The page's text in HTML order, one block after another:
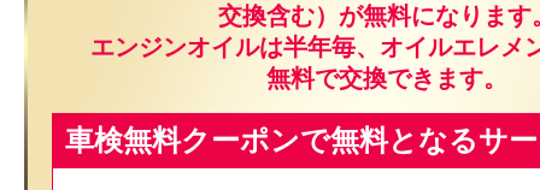
交換含む）が無料になります
エンジンオイルは半年毎、オイルエレメ
無料で交換できます。
車検無料クーポンで無料となるサ